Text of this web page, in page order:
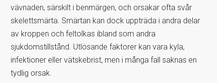
vävnaden, särskilt i benmärgen, och orsakar ofta svår
skelettsmärta. Smärtan kan dock uppträda i andra delar
av kroppen och feltolkas ibland som andra
sjukdomstillstånd. Utlösande faktorer kan vara kyla,
infektioner eller vätskebrist, men i många fall saknas en
tydlig orsak.